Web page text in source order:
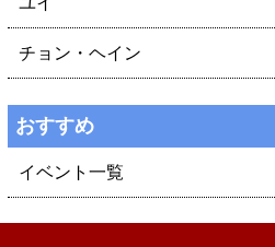
チョン・ヘイン
おすすめ
イベント一覧